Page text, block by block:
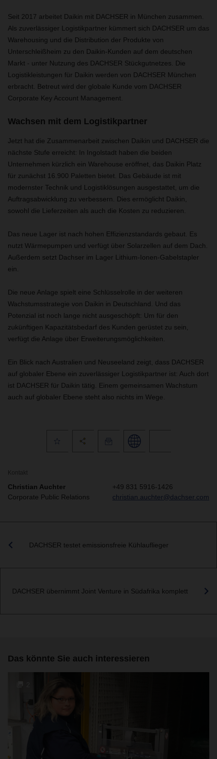
Seit 2017 arbeitet Daikin mit DACHSER in München zusammen.
Als zuverlässiger Logistikpartner kümmert sich DACHSER um das
Warehousing und die Distribution der Produkte von
Unterschleißheim zu den Daikin-Kunden auf dem deutschen
Markt - unter Nutzung des DACHSER Stückgutnetzes. Die
Logistikleistungen für Daikin werden von DACHSER München
erbracht. Betreut wird der globale Kunde vom DACHSER
Corporate Key Account Management.
Wachsen mit dem Logistikpartner
Jetzt hat die Zusammenarbeit zwischen Daikin und DACHSER die
nächste Stufe erreicht: In Ingolstadt haben die beiden
Unternehmen kürzlich ein Warehouse eröffnet, das Daikin Platz
für zunächst 16.900 Paletten bietet. Das Gebäude ist mit
modernster Technik und Logistiklösungen ausgestattet, um die
Auftragsabwicklung zu verbessern. Dies ermöglicht Daikin,
sowohl die Lieferzeiten als auch die Kosten zu reduzieren.
Das neue Lager ist nach hohen Effizienzstandards gebaut. Es
nutzt Wärmepumpen und verfügt über Solarzellen auf dem Dach.
Außerdem setzt Dachser im Lager Lithium-Ionen-Gabelstapler
ein.
Die neue Anlage spielt eine Schlüsselrolle in der weiteren
Wachstumsstrategie von Daikin in Deutschland. Und das
Potenzial ist noch lange nicht ausgeschöpft: Um für den
zukünftigen Kapazitätsbedarf des Kunden gerüstet zu sein,
verfügt die Anlage über Erweiterungsmöglichkeiten.
Ein Blick nach Australien und Neuseeland zeigt, dass DACHSER
auf globaler Ebene ein zuverlässiger Logistikpartner ist: Auch dort
ist DACHSER für Daikin tätig. Einem gemeinsamen Wachstum
auch auf globaler Ebene steht also nichts im Wege.
Kontakt
Christian Auchter
Corporate Public Relations
+49 831 5916-1426
christian.auchter@dachser.com
DACHSER testet emissionsfreie Kühlauflieger
DACHSER übernimmt Joint Venture in Südafrika komplett
Das könnte Sie auch interessieren